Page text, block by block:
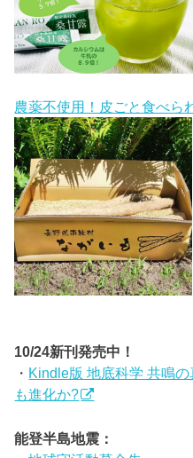
農薬不使用！皮ごと食べ
10/24新刊発売中！
・ Kindle版 地底科学 共鳴
も進化か?
能登半島地震：